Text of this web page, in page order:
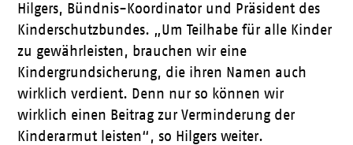
Hilgers, Bündnis-Koordinator und Präsident des
Kinderschutzbundes. „Um Teilhabe für alle Kinder
zu gewährleisten, brauchen wir eine
Kindergrundsicherung, die ihren Namen auch
wirklich verdient. Denn nur so können wir
wirklich einen Beitrag zur Verminderung der
Kinderarmut leisten“, so Hilgers weiter.